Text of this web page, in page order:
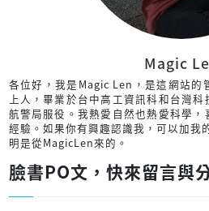
Magic
各位好，我是Magic Len，是這網站的
上人，畢業於台中高工資訊科和台灣
航警局服役。我熱愛自然也熱愛科學
經驗。如果你有興趣認識我，可以加我
明是從MagicLen來的。
臉書PO文，快來留言與